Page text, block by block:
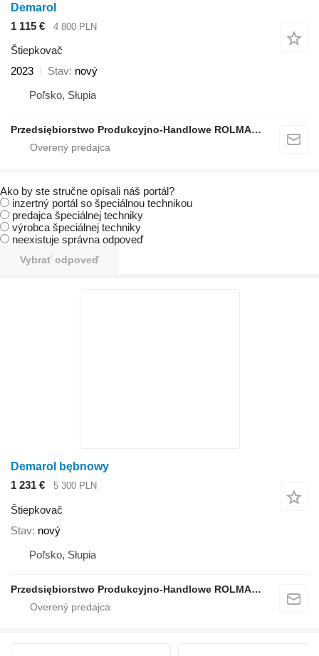
Demarol
1 115 €
4 800 PLN
Štiepkovač
2023
Stav nový
Poľsko, Słupia
Przedsiębiorstwo Produkcyjno-Handlowe ROLMAPOL Marcin Dziekan
Ako by ste stručne opísali náš portál?
inzertný portál so špeciálnou technikou
predajca špeciálnej techniky
výrobca špeciálnej techniky
neexistuje správna odpoveď
Vybrať odpoveď
Demarol bębnowy
1 231 €
5 300 PLN
Štiepkovač
Stav nový
Poľsko, Słupia
Przedsiębiorstwo Produkcyjno-Handlowe ROLMAPOL Marcin Dziekan